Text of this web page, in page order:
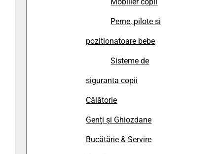
Perne, pilote si
pozitionatoare bebe
Sisteme de
siguranta copii
Călătorie
Genți și Ghiozdane
Bucătărie & Servire